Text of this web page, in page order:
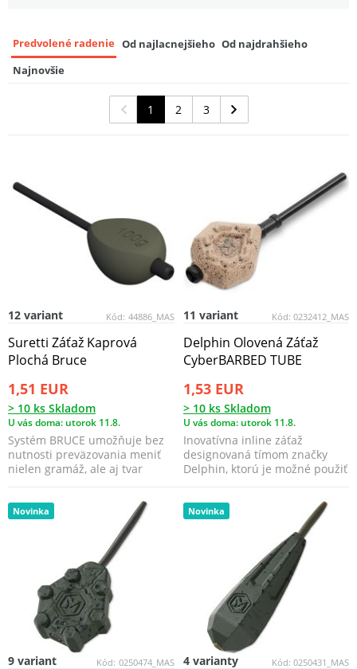
Predvolené radenie Od najlacnejšieho Od najdrahšieho
Najnovšie
1 2 3
Kód: 44886_MAS
12 variant
Suretti Záťaž Kaprová
Plochá Bruce
1,51 EUR
> 10 ks Skladom
U vás doma: utorok 11.8.
Systém BRUCE umožňuje bez
nutnosti preväzovania meniť
nielen gramáž, ale aj tvar
Kód: 0232412_MAS
11 variant
Delphin Olovená Záťaž
CyberBARBED TUBE
1,53 EUR
> 10 ks Skladom
U vás doma: utorok 11.8.
Inovatívna inline záťaž
designovaná tímom značky
Delphin, ktorú je možné použiť
Novinka
Kód: 0250474_MAS
9 variant
Novinka
Kód: 0250431_MAS
4 varianty